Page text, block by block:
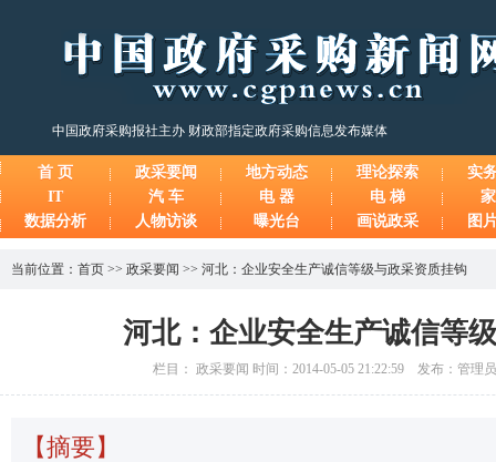
中国政府采购报社主办 财政部指定政府采购信息发布媒体
首 页 政采要闻 地方动态 理论探索
实
IT
汽 车 电 器 电 梯
数据分析
人物访谈 曝光台 画说政采 图
当前位置： 首页 >> 政采要闻 >> 河北：企业安全生产诚信等级与政采资质挂钩
河北：企业安全生产诚信等
栏目： 政采要闻 时间：2014-05-05 21:22:59 发布：管理
【摘要】